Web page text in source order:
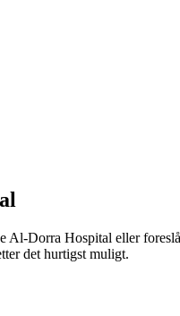
Al-Dorra Hospital eller
det hurtigst muligt.